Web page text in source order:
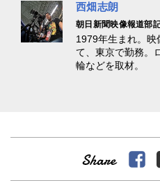
西畑志朗
朝日新聞映像報道部
1979年生まれ。映
て、東京で勤務。
輪などを取材。